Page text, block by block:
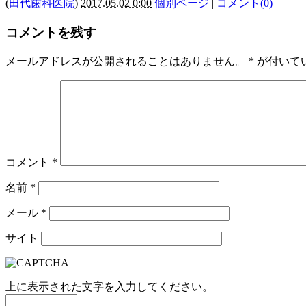
(田代歯科医院) 2017.05.02 0:00 個別ページ コメント(0)
コメントを残す
メールアドレスが公開されることはありません。 * が付いて
コメント *
名前 *
メール *
サイト
上に表示された文字を入力してください。